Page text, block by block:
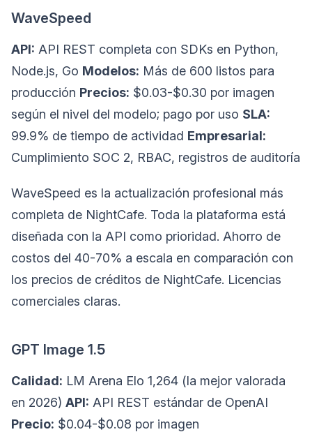
WaveSpeed
API: API REST completa con SDKs en Python,
Node.js, Go Modelos: Más de 600 listos para
producción Precios: $0.03-$0.30 por imagen
según el nivel del modelo; pago por uso SLA:
99.9% de tiempo de actividad Empresarial:
Cumplimiento SOC 2, RBAC, registros de auditoría
WaveSpeed es la actualización profesional más
completa de NightCafe. Toda la plataforma está
diseñada con la API como prioridad. Ahorro de
costos del 40-70% a escala en comparación con
los precios de créditos de NightCafe. Licencias
comerciales claras.
GPT Image 1.5
Calidad: LM Arena Elo 1,264 (la mejor valorada
en 2026) API: API REST estándar de OpenAI
Precio: $0.04-$0.08 por imagen